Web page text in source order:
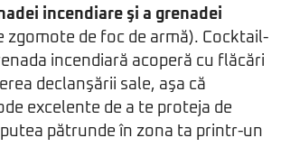
incendiare şi a grenadei
zgomote de foc de armă). Cocktail-
incendiară acoperă cu flăcări
declanşării sale, aşa că
excelente de a te proteja de
pătrunde în zona ta printr-un